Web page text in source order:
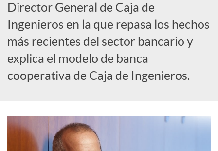
o
r
d
c
Director General de Caja de
Ingenieros en la que repasa los hechos
más recientes del sector bancario y
explica el modelo de banca
cooperativa de Caja de Ingenieros.